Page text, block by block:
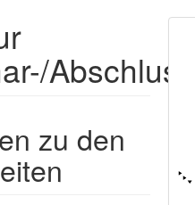
zu den